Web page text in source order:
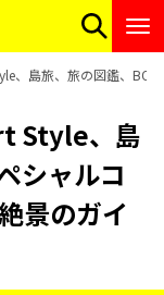
、島旅、旅の図鑑、
Style、島
シャルコ
景のガイ